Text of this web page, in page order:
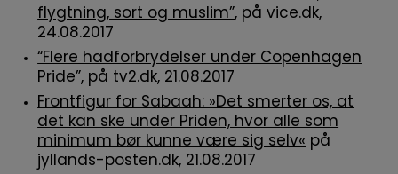
flygtning, sort og muslim”, på vice.dk,
24.08.2017
“Flere hadforbrydelser under Copenhagen
Pride”, på tv2.dk, 21.08.2017
Frontfigur for Sabaah: »Det smerter os, at
det kan ske under Priden, hvor alle som
minimum bør kunne være sig selv« på
jyllands-posten.dk, 21.08.2017